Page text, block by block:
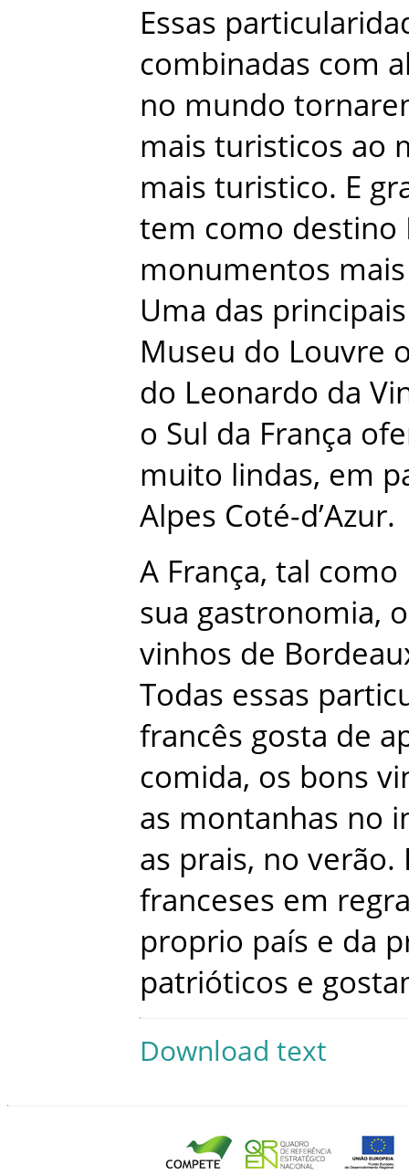
Essas
combinadas com
no mundo
mais turisticos ao
mais turistico. E
tem como destino
monumentos mais
Uma das principais
Museu do Louvre
do Leonardo da
o Sul da França
muito lindas, em
Alpes Coté-d’Azur.
A França, tal como
sua gastronomia,
vinhos de
Todas essas
francês gosta de
comida, os bons
as montanhas no
as prais, no verão.
franceses em
proprio país e da
patrióticos e
Download text